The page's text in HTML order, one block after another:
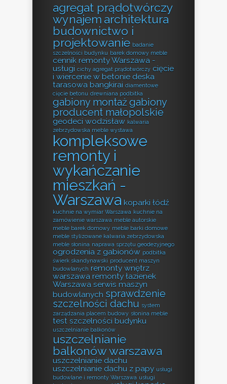
agregat prądotwórczy
wynajem architektura
budownictwo i
projektowanie badanie
szczelności budynku barek domowy meble
cennik remonty Warszawa -
usługi cichy agregat prądotwórczy cięcie
i wiercenie w betonie deska
tarasowa bangkirai diamentowe
cięcie betonu drewniana podbitka
gabiony montażgabiony
producent małopolskie
geodeci wodzisław kalwaria
zebrzydowska meble wystawa
kompleksowe
remonty i
wykańczanie
mieszkań -
Warszawa koparki łódź
kuchnie na wymiar Warszawa kuchnie na
zamówienie warszawa meble autorskie
meble barek domowy meble barki domowe
meble stylizowane kalwaria zebrzydowska
meble słonina naprawa sprzętu geodezyjnego
ogrodzenia z gabionów podbitka
świerk skandynawski producent maszyn
budowlanych remonty wnętrz
warszawa remonty łazienek
Warszawa serwis maszyn
budowlanych sprawdzenie
szczelności dachu system
zarządzania placem budowy słonina meble
test szczelności budynku
uszczelnianie balkonów
uszczelnianie
balkonów warszawa
uszczelnianie dachu
uszczelnianie dachu z papy usługi
budowlane i remonty Warszawa usługi